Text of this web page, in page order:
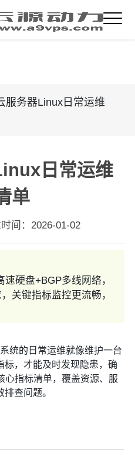
服务器Linux日常运维
日常运维
单
间： 2026-01-02
硬盘+BGP多线网络，
关键指标监控更流畅，
统的日常运维就像维护一台
，才能及时发现隐患，确
心指标清单，覆盖资源、服
查问题。